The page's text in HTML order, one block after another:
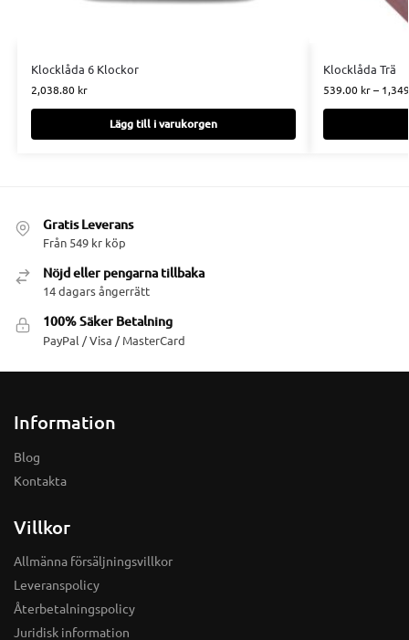
Klocklåda 6 Klockor
2,038.80 kr
Lägg till i varukorgen
Klocklåda Trä
539.00 kr –
Gratis Leverans
Från 549 kr köp
Nöjd eller pengarna tillbaka
14 dagars ångerrätt
100% Säker Betalning
PayPal / Visa / MasterCard
Information
Blog
Kontakta
Villkor
Allmänna försäljningsvillkor
Leveranspolicy
Återbetalningspolicy
Juridisk information